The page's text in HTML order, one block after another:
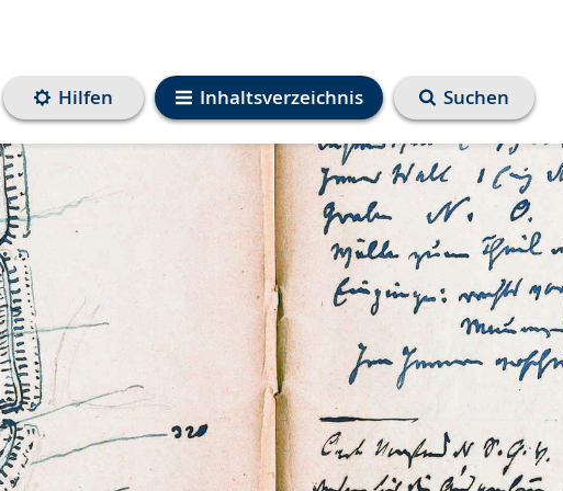
Inhaltsverzeichnis
Hilfen Suchen